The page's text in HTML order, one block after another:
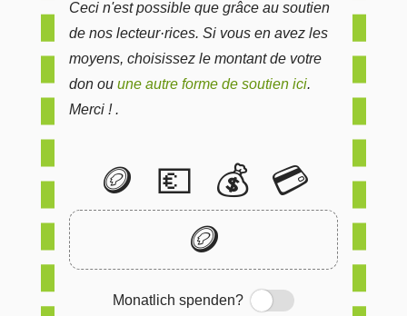
Ceci n'est possible que grâce au soutien
de nos lecteur·rices. Si vous en avez les
moyens, choisissez le montant de votre
don ou une autre forme de soutien ici.
Merci ! .
🪙 💶 💰 💳
🪙
Monatlich spenden?
Switch